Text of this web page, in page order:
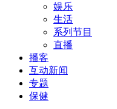
娱乐
生活
系列节目
直播
播客
互动新闻
专题
保健